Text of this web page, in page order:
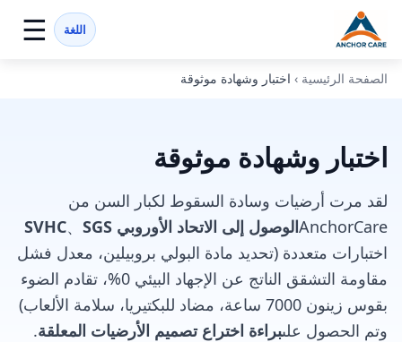
اللغة ☰
الصفحة الرئيسية › اختبار وشهادة موثوقة
اختبار وشهادة موثوقة
لقد مرت أرضيات وسادة السقوط لكبار السن من
AnchorCareالوصول إلى الاتحاد الأوروبي SVHC 、 SGS
اختبارات متعددة (تحديد مادة البولي بروبيلين، معدل فشل
مقاومة التشقق الناتج عن الإجهاد البيئي 0%، تقادم الضوء
بقوس زينون 7000 ساعة، مضاد للبكتيريا، سلامة الألعاب)
وتم الحصول علىبراءة اختراع تصميم الأرضيات المعلقة.